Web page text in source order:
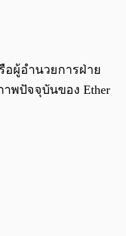
อผู้อำนวยการฝ่าย
พปัจจุบันของ Ether